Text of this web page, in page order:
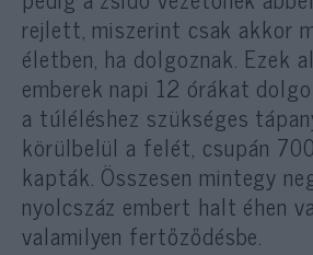
rejlett, miszerint csak akkor
életben, ha dolgoznak. Ezek
emberek napi 12 órákat
a túléléshez szükséges
körülbelül a felét, csupán
kapták. Összesen mintegy
nyolcszáz embert halt éhen
valamilyen fertőződésbe.